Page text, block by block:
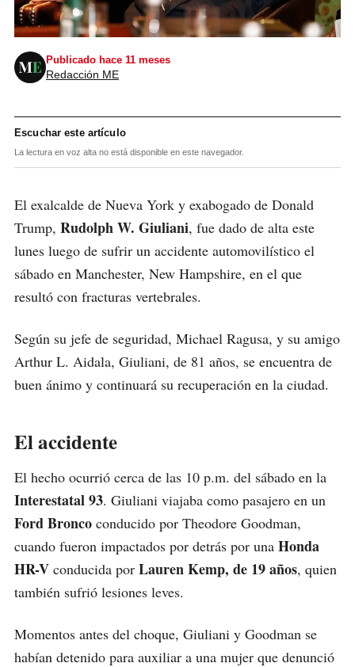
Publicado hace 11 meses
Redacción ME
Escuchar este artículo
La lectura en voz alta no está disponible en este navegador.
El exalcalde de Nueva York y exabogado de Donald
Trump, Rudolph W. Giuliani, fue dado de alta este
lunes luego de sufrir un accidente automovilístico el
sábado en Manchester, New Hampshire, en el que
resultó con fracturas vertebrales.
Según su jefe de seguridad, Michael Ragusa, y su amigo
Arthur L. Aidala, Giuliani, de 81 años, se encuentra de
buen ánimo y continuará su recuperación en la ciudad.
El accidente
El hecho ocurrió cerca de las 10 p.m. del sábado en la
Interestatal 93. Giuliani viajaba como pasajero en un
Ford Bronco conducido por Theodore Goodman,
cuando fueron impactados por detrás por una Honda
HR-V conducida por Lauren Kemp, de 19 años, quien
también sufrió lesiones leves.
Momentos antes del choque, Giuliani y Goodman se
habían detenido para auxiliar a una mujer que denunció